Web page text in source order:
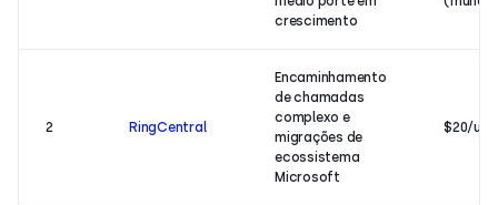
crescimento
2 RingCentral
Encaminhamento
de chamadas
complexo e
migrações de
ecossistema
Microsoft
$20/